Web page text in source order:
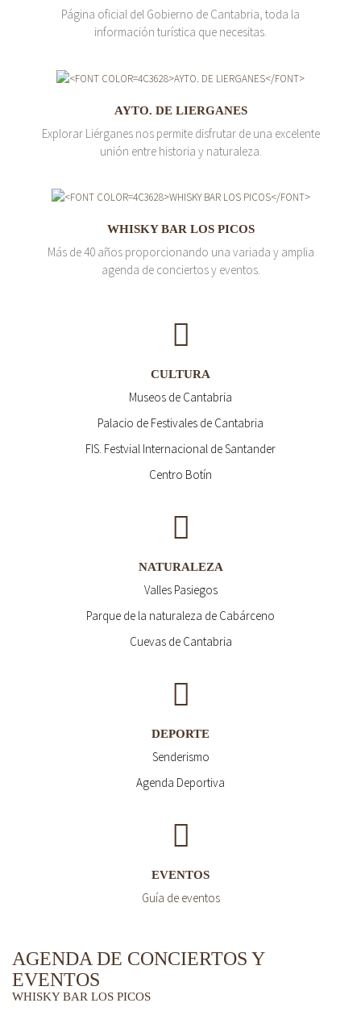
Página oficial del Gobierno de Cantabria, toda la
información turística que necesitas.
AYTO. DE LIERGANES
Explorar Liérganes nos permite disfrutar de una excelente
unión entre historia y naturaleza.
WHISKY BAR LOS PICOS
Más de 40 años proporcionando una variada y amplia
agenda de conciertos y eventos.
CULTURA
Museos de Cantabria
Palacio de Festivales de Cantabria
FIS. Festvial Internacional de Santander
Centro Botín
NATURALEZA
Valles Pasiegos
Parque de la naturaleza de Cabárceno
Cuevas de Cantabria
DEPORTE
Senderismo
Agenda Deportiva
EVENTOS
Guía de eventos
AGENDA DE CONCIERTOS Y
EVENTOS
WHISKY BAR LOS PICOS